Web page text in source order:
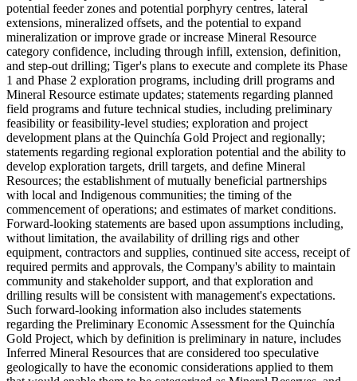
potential feeder zones and potential porphyry centres, lateral
extensions, mineralized offsets, and the potential to expand
mineralization or improve grade or increase Mineral Resource
category confidence, including through infill, extension, definition,
and step-out drilling; Tiger's plans to execute and complete its Phase
1 and Phase 2 exploration programs, including drill programs and
Mineral Resource estimate updates; statements regarding planned
field programs and future technical studies, including preliminary
feasibility or feasibility-level studies; exploration and project
development plans at the Quinchía Gold Project and regionally;
statements regarding regional exploration potential and the ability to
develop exploration targets, drill targets, and define Mineral
Resources; the establishment of mutually beneficial partnerships
with local and Indigenous communities; the timing of the
commencement of operations; and estimates of market conditions.
Forward-looking statements are based upon assumptions including,
without limitation, the availability of drilling rigs and other
equipment, contractors and supplies, continued site access, receipt of
required permits and approvals, the Company's ability to maintain
community and stakeholder support, and that exploration and
drilling results will be consistent with management's expectations.
Such forward-looking information also includes statements
regarding the Preliminary Economic Assessment for the Quinchía
Gold Project, which by definition is preliminary in nature, includes
Inferred Mineral Resources that are considered too speculative
geologically to have the economic considerations applied to them